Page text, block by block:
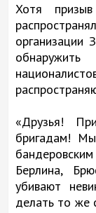
Хотя
организации
«Друзья!
бригадам!
Берлина,
убивают
делать то же